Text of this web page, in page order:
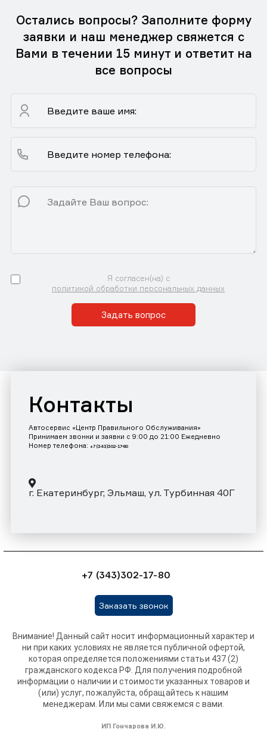
Остались вопросы? Заполните форму
заявки и наш менеджер свяжется с
Вами в течении 15 минут и ответит на
все вопросы
Я согласен(на) с
политикой обработки персональных данных
Задать вопрос
Контакты
Автосервис «Центр Правильного Обслуживания»
Принимаем звонки и заявки с 9:00 до 21:00 Ежедневно
Номер телефона: +7 (343)302-17-80
г. Екатеринбург, Эльмаш, ул. Турбинная 40Г
+7 (343)302-17-80
Заказать звонок
Внимание! Данный сайт носит информационный характер и
ни при каких условиях не является публичной офертой,
которая определяется положениями статьи 437 (2)
гражданского кодекса РФ. Для получения подробной
информации о наличии и стоимости указанных товаров и
(или) услуг, пожалуйста, обращайтесь к нашим
менеджерам. Или мы сами свяжемся с вами.
ИП Гончарова И.Ю.